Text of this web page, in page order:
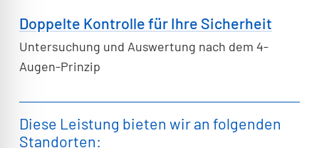
Doppelte Kontrolle für Ihre Sicherheit
Untersuchung und Auswertung nach dem 4-
Augen-Prinzip
Diese Leistung bieten wir an folgenden
Standorten: